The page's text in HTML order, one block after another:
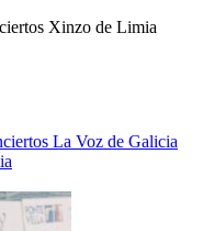
Xinzo de Limia
La Voz de Galicia